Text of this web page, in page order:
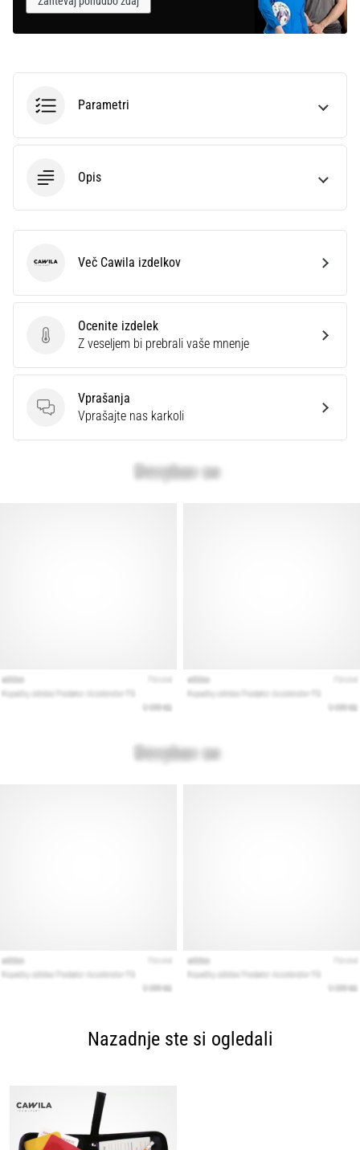
Parametri
Opis
Ocenite izdelek
Ocenite izdelek
Z veseljem bi prebrali vaše mnenje
Vprašanja
Vprašanja
Vprašajte nas karkoli
Cawila Več Cawila izdelkov
Nazadnje ste si ogledali